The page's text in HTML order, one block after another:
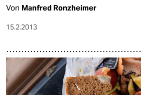
Von Manfred Ronzheimer
15.2.2013